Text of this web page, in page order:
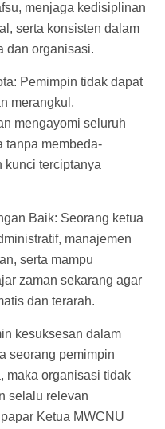
menjaga kedisiplinan
serta konsisten dalam
dan organisasi.
Pemimpin tidak dapat
merangkul,
mengayomi seluruh
tanpa membeda-
kunci terciptanya
Baik: Seorang ketua
manajemen
serta mampu
zaman sekarang agar
dan terarah.
kesuksesan dalam
seorang pemimpin
maka organisasi tidak
selalu relevan
Ketua MWCNU